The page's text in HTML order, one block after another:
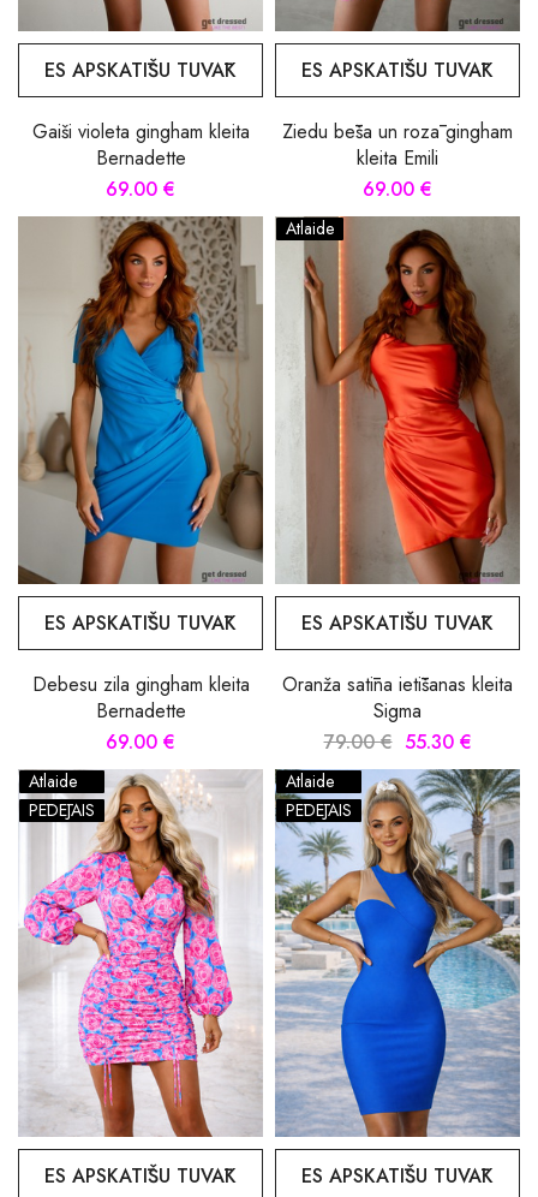
ES APSKATĪŠU TUVĀK
Gaiši violeta gingham kleita
Bernadette
69.00 €
ES APSKATĪŠU TUVĀK
Ziedu bēša un rozā gingham
kleita Emili
69.00 €
ES APSKATĪŠU TUVĀK
Debesu zila gingham kleita
Bernadette
69.00 €
Atlaide
ES APSKATĪŠU TUVĀK
Oranža satīna ietīšanas kleita
Sigma
79.00 € 55.30 €
Atlaide
PĒDĒJAIS
ES APSKATĪŠU TUVĀK
Atlaide
PĒDĒJAIS
ES APSKATĪŠU TUVĀK